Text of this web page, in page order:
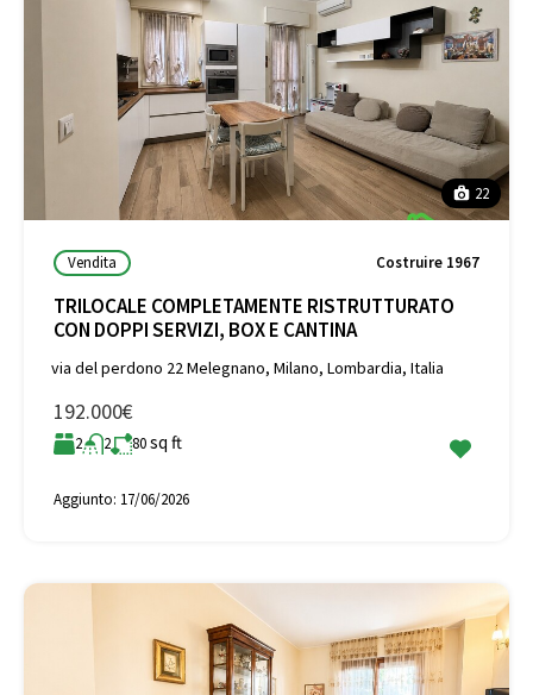
22
Vendita Costruire 1967
TRILOCALE COMPLETAMENTE RISTRUTTURATO
CON DOPPI SERVIZI, BOX E CANTINA
via del perdono 22 Melegnano, Milano, Lombardia, Italia
192.000€
2 2 80sq ft
Aggiunto: 17/06/2026